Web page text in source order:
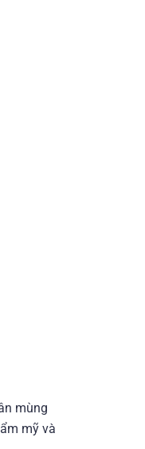
mùng
mỹ và